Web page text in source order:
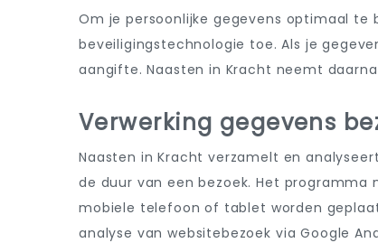
Om je persoonlijke gegevens optimaal te
beveiligingstechnologie toe. Als je
aangifte. Naasten in Kracht neemt
Verwerking gegevens
Naasten in Kracht verzamelt en
de duur van een bezoek. Het programma
mobiele telefoon of tablet worden
analyse van websitebezoek via Google